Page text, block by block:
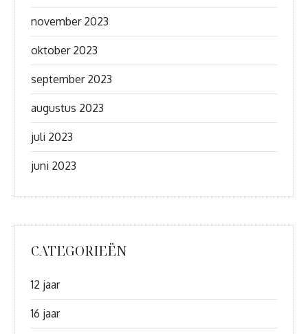
november 2023
oktober 2023
september 2023
augustus 2023
juli 2023
juni 2023
CATEGORIEËN
12 jaar
16 jaar